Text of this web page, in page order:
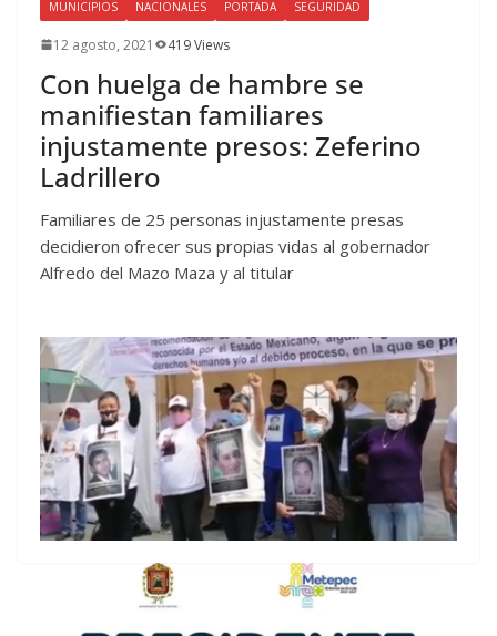
MUNICIPIOS NACIONALES PORTADA SEGURIDAD
12 agosto, 2021 419 Views
Con huelga de hambre se
manifiestan familiares
injustamente presos: Zeferino
Ladrillero
Familiares de 25 personas injustamente presas
decidieron ofrecer sus propias vidas al gobernador
Alfredo del Mazo Maza y al titular